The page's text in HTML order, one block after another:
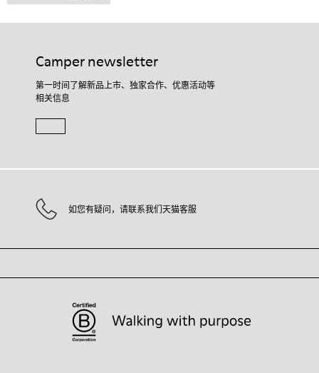
Camper newsletter
第一时间了解新品上市、独家合作、优惠活动等
相关信息
如您有疑问，请联系我们天猫客服